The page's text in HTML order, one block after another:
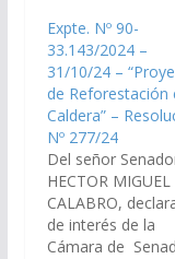
que informen en un
plazo de diez (10)
hábiles lo
Departamento:
Caldera-
Expte. Nº 90-
33.143/2024 –
31/10/24 –
de Reforestación
Caldera” –
Nº 277/24
Del señor
HECTOR MIGUEL
CALABRO,
de interés de la
Cámara de